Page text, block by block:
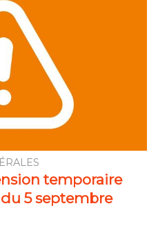
temporaire
5 septembre